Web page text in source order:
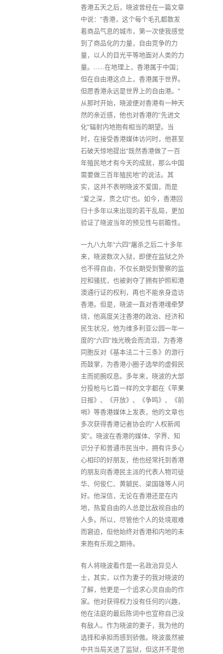
香港五天之后，晓波曾经在一篇文章
中说：“香港，这个每个毛孔都散发
着商品气息的城市，第一次使我感觉
到了商品化的力量，自由竞争的力
量，以人的目光平等地面对人类的力
量。……在地理上，香港属于中国；
但在自由港这点上，香港属于世界。
但愿香港永远是世界上的自由港。”
从那时开始，晓波便对香港有一种天
然的亲近感，他也对香港的“先进文
化”辐射内地抱有相当的期望。当
时，在接受香港媒体访问时，他甚至
石破天惊地提出“既然香港做了一百
年殖民地才有今天的成就，那么中国
需要做三百年殖民地”的说法。其
实，这并不表明晓波不爱国，而是
“爱之深，责之切”也。如今，香港回
归十多年以来出现的若干乱局，更加
验证了晓波当年的预见性与前瞻性。
一九八九年“六四”屠杀之后二十多年
来，晓波数次入狱，即便在监狱之外
也不得自由，不仅长期受到警察的监
控和骚扰，也被剥夺了拥有护照和港
澳通行证的权利，再也不能亲身造访
香港。但是，晓波一直对香港魂牵梦
绕，他高度关注香港的政治、经济和
民生状况，他为维多利亚公园一年一
度的“六四”烛光晚会而流泪，为香港
同胞反对《基本法二十三条》的游行
而鼓掌，为香港小圈子选举的虚假民
主而扼腕叹息。多年来，晓波的大部
分投枪与匕首一样的文字都在《苹果
日报》、《开放》、《争鸣》、《前
哨》等香港媒体上发表，他的文章也
多次获得香港记者协会的“人权新闻
奖”。晓波在香港的媒体、学界、知
识分子和普通市民当中，拥有许多心
心相印的好朋友，他也经常托到香港
的朋友向香港民主派的代表人物司徒
华、何俊仁、黄毓民、梁国雄等人问
好。他深信，无论在香港还是在内
地，热爱自由的人总是比敌视自由的
人多。所以，尽管他个人的处境艰难
而窘迫，但他始终对香港和内地的未
来抱有乐观之期待。
有人将晓波看作是一名政治异见人
士，其实，以作为妻子的我对晓波的
了解，他更是一个追求心灵自由的作
家。他对获得权力没有任何的兴趣，
他在法庭的最后陈词中也宣称自己没
有敌人。作为晓波的妻子，我为他的
选择和承担而感到骄傲。晓波虽然被
中共当局关进了监狱，但这并不是他